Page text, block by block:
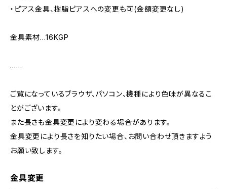
・ピアス金具、樹脂ピアスへの変更も可(金額変更なし)
金具素材…16KGP
……
ご覧になっているブラウザ、パソコン、機種により色味が異なるこ
とがございます。
また長さも金具変更により変わる場合があります。
金具変更により長さを知りたい場合、お問い合わせ頂きますよう
お願い致します。
金具変更